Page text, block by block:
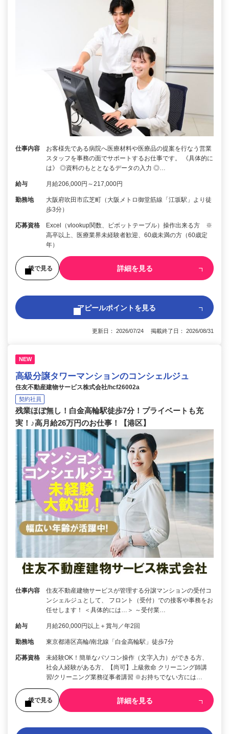
仕事内容
お客様先である病院へ医療材料や医療品の提案を行なう営業
スタッフを事務の面でサポートするお仕事です。 《具体的に
は》 ◎資料のもととなるデータの入力 ◎…
給与 月給206,000円～217,000円
勤務地
大阪府吹田市広芝町（大阪メトロ御堂筋線「江坂駅」より徒
歩3分）
応募資格
Excel（vlookup関数、ピボットテーブル）操作出来る方 ※
高卒以上、医療業界未経験者歓迎、60歳未満の方（60歳定
年）
後で見る 詳細を見る
アピールポイントを見る
更新日： 2026/07/24 掲載終了日： 2026/08/31
NEW
高級分譲タワーマンションのコンシェルジュ
住友不動産建物サービス株式会社/hcf26002a
契約社員
残業ほぼ無し！白金高輪駅徒歩7分！プライベートも充
実！♪高月給26万円のお仕事！【港区】
仕事内容
住友不動産建物サービスが管理する分譲マンションの受付コ
ンシェルジュとして、 フロント（受付）での接客や事務をお
任せします！ ＜具体的には…＞ ～受付業…
給与 月給260,000円以上＋賞与／年2回
勤務地 東京都港区高輪/南北線「白金高輪駅」徒歩7分
応募資格
未経験OK！簡単なパソコン操作（文字入力）ができる方、
社会人経験がある方、【尚可】上級救命 クリーニング師講
習/クリーニング業務従事者講習 ※お持ちでない方には…
後で見る 詳細を見る